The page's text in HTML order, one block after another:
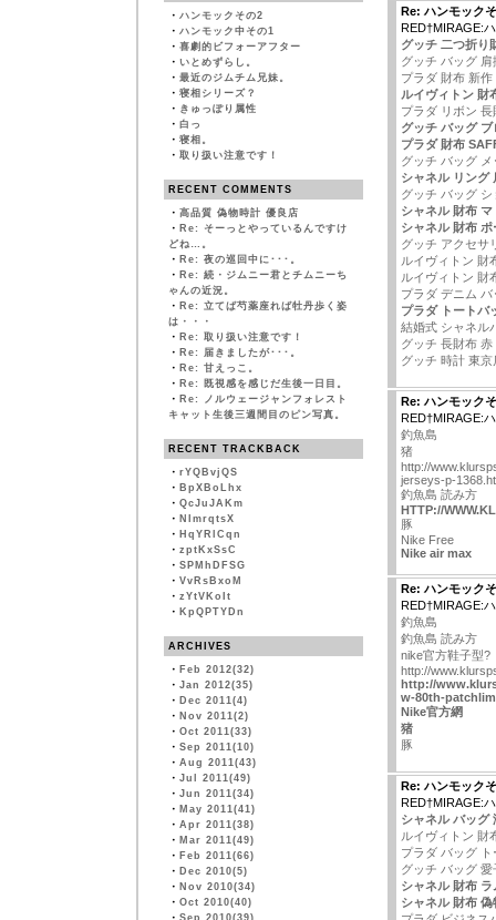
・ハンモックその2
・ハンモック中その1
・喜劇的ビフォーアフター
・いとめずらし。
・最近のジムチム兄妹。
・寝相シリーズ？
・ きゅっぽり属性
・白っ
・寝相。
・取り扱い注意です！
RECENT COMMENTS
・高品質 偽物時計 優良店
・ Re: そーっとやっているんですけ
どね…。
・ Re: 夜の巡回中に･･･。
・ Re: 続・ジムニー君とチムニーち
ゃんの近況。
・ Re: 立てば芍薬座れば牡丹歩く姿
は・・・
・ Re: 取り扱い注意です！
・ Re: 届きましたが･･･。
・ Re: 甘えっこ。
・ Re: 既視感を感じだ生後一日目。
・ Re: ノルウェージャンフォレスト
キャット生後三週間目のピン写真。
RECENT TRACKBACK
・rYQBvjQS
・ BpXBoLhx
・QcJuJAKm
・ NImrqtsX
・ HqYRlCqn
・zptKxSsC
・SPMhDFSG
・VvRsBxoM
・zYtVKoIt
・ KpQPTYDn
ARCHIVES
・ Feb 2012(32)
・Jan 2012(35)
・ Dec 2011(4)
・ Nov 2011(2)
・Oct 2011(33)
・Sep 2011(10)
・Aug 2011(43)
・Jul 2011(49)
・Jun 2011(34)
・ May 2011(41)
・Apr 2011(38)
・ Mar 2011(49)
・ Feb 2011(66)
・ Dec 2010(5)
・ Nov 2010(34)
・Oct 2010(40)
・Sep 2010(39)
Re: ハンモック
RED†MIRAGE:
グッチ 二つ折り
グッチ バッグ 肩
プラダ 財布 新作
ルイヴィトン 財
プラダ リボン
グッチ バッグ ブ
プラダ 財布
グッチ バッグ
シャネル リング
グッチ バッグ
シャネル 財布 マ
シャネル 財布 ポ
グッチ アクセサ
ルイヴィトン 財
ルイヴィトン 財
プラダ デニム バ
プラダ トートバ
結婚式 シャネル
グッチ 長財布 赤
グッチ 時計 東京
Re: ハンモック
RED†MIRAGE:
釣魚島
猪
http://
jerseys-p-
釣魚島 読み方
HTTP://
豚
Nike Free
Nike air max
Re: ハンモック
RED†MIRAGE:
釣魚島
釣魚島 読み方
nike官方鞋子型?
http://
http://
w-80th-
Nike官方網
猪
豚
Re: ハンモック
RED†MIRAGE:
シャネル バッグ
ルイヴィトン 財
プラダ バッグ ト
グッチ バッグ 愛
シャネル 財布 ラ
シャネル 財布 偽